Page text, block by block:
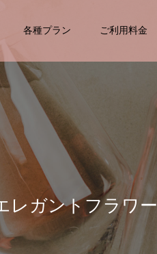
各種プラン ご利用料金
ワーズの提携店 舗